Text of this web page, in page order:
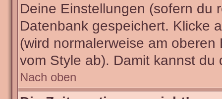
Deine Einstellungen (sofern du
Datenbank gespeichert. Klicke
(wird normalerweise am
vom Style ab). Damit kannst
Nach oben